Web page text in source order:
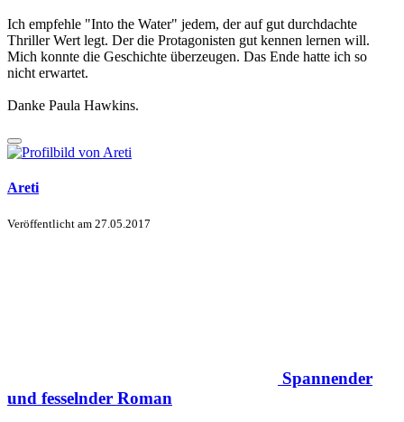
Ich empfehle "Into the Water" jedem, der auf gut durchdachte
Thriller Wert legt. Der die Protagonisten gut kennen lernen will.
Mich konnte die Geschichte überzeugen. Das Ende hatte ich so
nicht erwartet.
Danke Paula Hawkins.
Areti
Veröffentlicht am 27.05.2017
Spannender
und fesselnder Roman